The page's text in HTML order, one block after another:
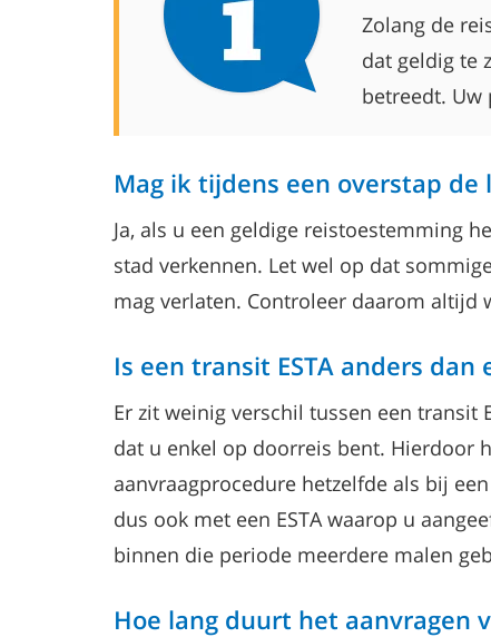
Zolang de
dat geldig te
betreedt. Uw
Mag ik tijdens een overstap
Ja, als u een geldige reistoestemming
stad verkennen. Let wel op dat
mag verlaten. Controleer daarom altijd
Is een transit ESTA anders
Er zit weinig verschil tussen een transit
dat u enkel op doorreis bent. Hierdoor
aanvraagprocedure hetzelfde als bij
dus ook met een ESTA waarop u
binnen die periode meerdere malen
Hoe lang duurt het aanvragen